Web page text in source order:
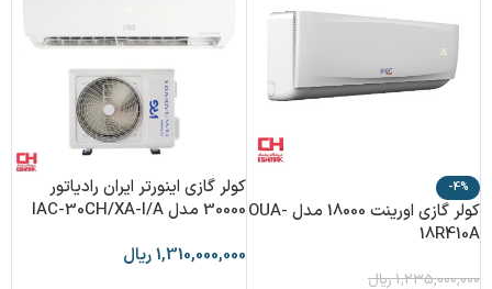
-4%
کولر گازی اورینت 18000 مدل OUA-
18R410A
1,235,000,000ریال
کولر گازی اینورتر ایران رادیاتور
30000 مدل IAC-30CH/XA-I/A
1,310,000,000ریال